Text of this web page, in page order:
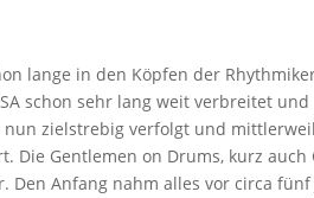
lange in den Köpfen der
schon sehr lang weit verbreitet
nun zielstrebig verfolgt und
Gentlemen on Drums, kurz auch
Den Anfang nahm alles vor circa